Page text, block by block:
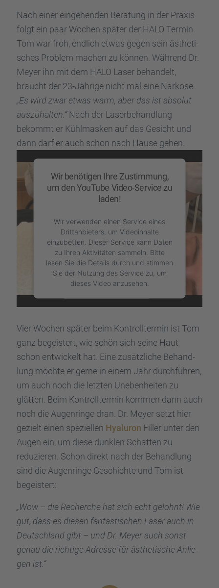
Nach einer einge­hen­den Beratung in der Praxis
folgt ein paar Wochen später der HALO Termin.
Tom war froh, endlich etwas gegen sein ästhe­ti­
sches Problem machen zu können. Während Dr.
Meyer ihn mit dem HALO Laser behan­delt,
braucht der 23-Jährige nicht mal eine Narkose.
„Es wird zwar etwas warm, aber das ist absolut
auszu­hal­ten.“Nach der Laser­be­hand­lung
bekommt er Kühlmas­ken auf das Gesicht und
dann darf er auch schon nach Hause gehen.
Wir benötigen Ihre Zustimmung,
um den YouTube Video-Service zu
laden!
Wir verwenden einen Service eines
Drittanbieters, um Videoinhalte
einzubetten. Dieser Service kann Daten
zu Ihren Aktivitäten sammeln. Bitte
lesen Sie die Details durch und stimmen
Sie der Nutzung des Service zu, um
dieses Video anzusehen.
Mehr Informationen
Akzeptieren
Usercentrics Consent Management Platform
&eRecht24
Vier Wochen später beim Kontroll­ter­min ist Tom
ganz begeis­tert, wie schön sich seine Haut
schon entwi­ckelt hat. Eine zusätz­li­che Behand­
lung möchte er gerne in einem Jahr durch­füh­ren,
um auch noch die letzten Uneben­hei­ten zu
glätten. Beim Kontroll­ter­min kommen dann auch
noch die Augen­ringe dran. Dr. Meyer setzt hier
gezielt einen spezi­el­len Hyalu­ron Filler unter den
Augen ein, um diese dunklen Schat­ten zu
reduzie­ren. Schon direkt nach der Behand­lung
sind die Augen­ringe Geschichte und Tom ist
begeis­tert:
„Wow – die Recher­che hat sich echt gelohnt! Wie
gut, dass es diesen fantas­ti­schen Laser auch in
Deutsch­land gibt – und Dr. Meyer auch sonst
genau die richtige Adresse für ästhe­ti­sche Anlie­
gen ist.“